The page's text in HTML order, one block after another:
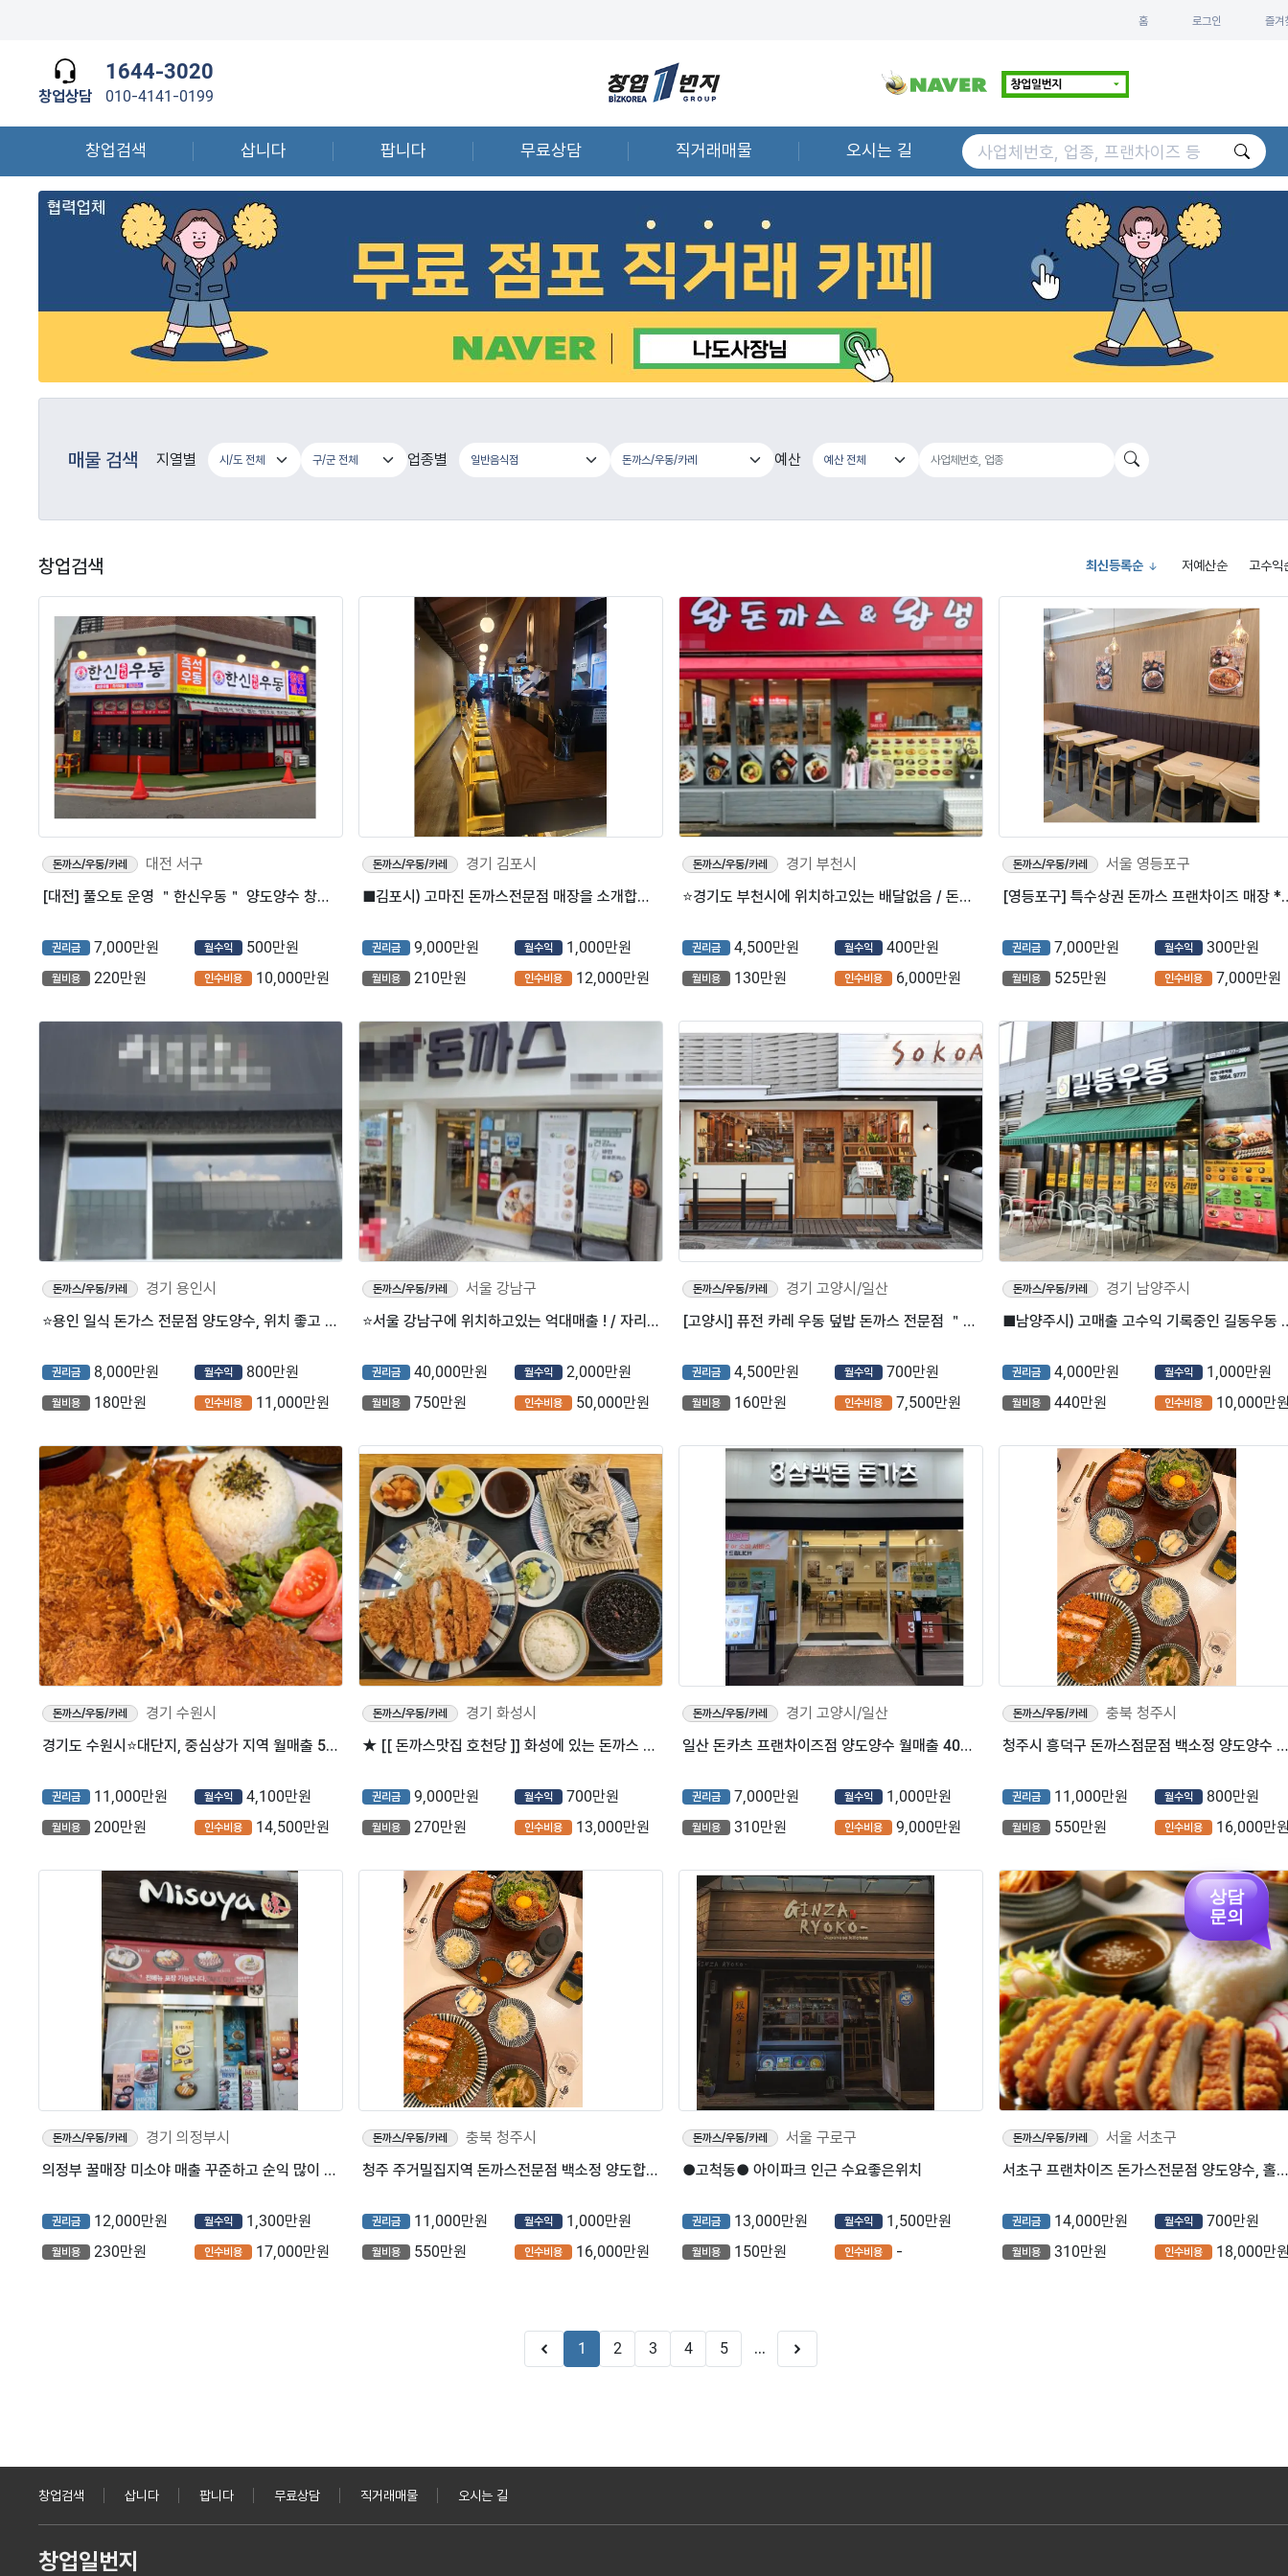
홈 로그인 즐겨
창업상담
1644-3020
010-4141-0199
창업검색 삽니다 팝니다 무료상담 직거래매물 오시는 길
매물 검색 지열별 업종별 예산
창업검색 최신등록순 저예산순 고수익
돈까스/우동/카레
대전 서구
[대전] 풀오토 운영 ＂한신우동＂ 양도양수 창업 매물 (프랜차이즈/돈까스/소자본창업)
권리금 7,000만원 월수익 500만원
월비용 220만원 인수비용 10,000만원
돈까스/우동/카레
경기 김포시
■김포시) 고마진 돈까스전문점 매장을 소개합니다.■
권리금 9,000만원 월수익 1,000만원
월비용 210만원 인수비용 12,000만원
돈까스/우동/카레
경기 부천시
⭐경기도 부천시에 위치하고있는 배달없음 / 돈까스&냉면 전문점입니다⭐
권리금 4,500만원 월수익 400만원
월비용 130만원 인수비용 6,000만원
돈까스/우동/카레
서울 영등포구
[영등포구] 특수상
권리금 7,000만원 월수익 300만원
월비용 525만원 인수비용 7,000만원
돈까스/우동/카레
경기 용인시
⭐용인 일식 돈가스 전문점 양도양수, 위치 좋고 인기 많은 매장 입니다!! 항상 손님 많은 고매출 매장이에요~!!
권리금 8,000만원 월수익 800만원
월비용 180만원 인수비용 11,000만원
돈까스/우동/카레
서울 강남구
⭐서울 강남구에 위치하고있는 억대매출 ! / 자리잡혀 운영중인 돈까스 전문점입니다⭐
권리금 40,000만원 월수익 2,000만원
월비용 750만원 인수비용 50,000만원
돈까스/우동/카레
경기 고양시/일산
[고양시] 퓨전 카레 우동 덮밥 돈까스 전문점 ＂소코아＂
권리금 4,500만원 월수익 700만원
월비용 160만원 인수비용 7,500만원
돈까스/우동/카레
경기 남양주시
■남양주시) 고매출
권리금 4,000만원 월수익 1,000만원
월비용 440만원 인수비용 10,000만
돈까스/우동/카레
경기 수원시
경기도 수원시⭐대단지, 중심상가 지역 월매출 5천 나오는 긴자료코입니다.
권리금 11,000만원 월수익 4,100만원
월비용 200만원 인수비용 14,500만원
돈까스/우동/카레
경기 화성시
★ [[ 돈까스맛집 호천당 ]] 화성에 있는 돈까스 전문점으로 운영하기 쉬운 매장 초보사장님 환영
권리금 9,000만원 월수익 700만원
월비용 270만원 인수비용 13,000만원
돈까스/우동/카레
경기 고양시/일산
일산 돈카츠 프랜차이즈점 양도양수 월매출 4000 순수익 1000
권리금 7,000만원 월수익 1,000만원
월비용 310만원 인수비용 9,000만원
돈까스/우동/카레
충북 청주시
청주시 흥덕구 돈까스점문점 백소정 양도양수 웨이팅맛집 항아리상권
권리금 11,000만원 월수익 800만원
월비용 550만원 인수비용 16,000만
돈까스/우동/카레
경기 의정부시
의정부 꿀매장 미소야 매출 꾸준하고 순익 많이 남는 매장 양도양수 나왔습니다
권리금 12,000만원 월수익 1,300만원
월비용 230만원 인수비용 17,000만원
돈까스/우동/카레
충북 청주시
청주 주거밀집지역 돈까스전문점 백소정 양도합니다 현재 반오토 운영중 매출정말 꾸준합니다
권리금 11,000만원 월수익 1,000만원
월비용 550만원 인수비용 16,000만원
돈까스/우동/카레
서울 구로구
●고척동● 아이파크 인근 수요좋은위치
권리금 13,000만원 월수익 1,500만원
월비용 150만원 인수비용 -
돈까스/우동/카레
서울 서초구
서초구 프랜차이즈 돈가스전문점 양도양수, 홀매장 있는 매장입니다~
권리금 14,000만원 월수익 700만원
월비용 310만원 인수비용 18,000만
1 2 3 4 5 ...
창업검색 삽니다 팝니다 무료상담 직거래매물 오시는 길
창업일번지
상담
문의